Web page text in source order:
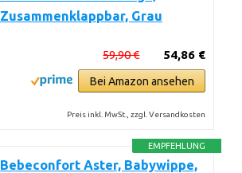
Zusammenklappbar, Grau
54,86 €
59,90 €
Bei Amazon ansehen
Preis inkl. MwSt., zzgl. Versandkosten
EMPFEHLUNG
Bebeconfort Aster, Babywippe,